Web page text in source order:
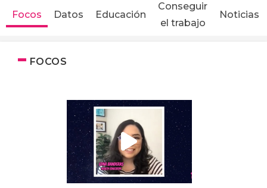
Focos Datos Educación
Conseguir
el trabajo
Noticias
FOCOS